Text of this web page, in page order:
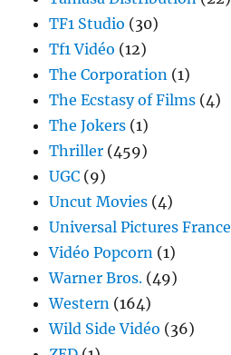
TF1 Studio (30)
Tf1 Vidéo (12)
The Corporation (1)
The Ecstasy of Films (4)
The Jokers (1)
Thriller (459)
UGC (9)
Uncut Movies (4)
Universal Pictures France
Vidéo Popcorn (1)
Warner Bros. (49)
Western (164)
Wild Side Vidéo (36)